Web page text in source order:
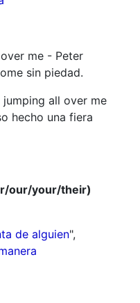
me - Peter
sin piedad.
all over me
hecho una fiera
our/your/their)
de alguien",